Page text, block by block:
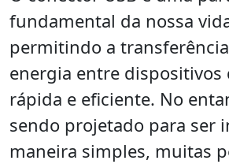
fundamental da nossa
permitindo a
energia entre dispositivos
rápida e eficiente. No
sendo projetado para ser
maneira simples, muitas